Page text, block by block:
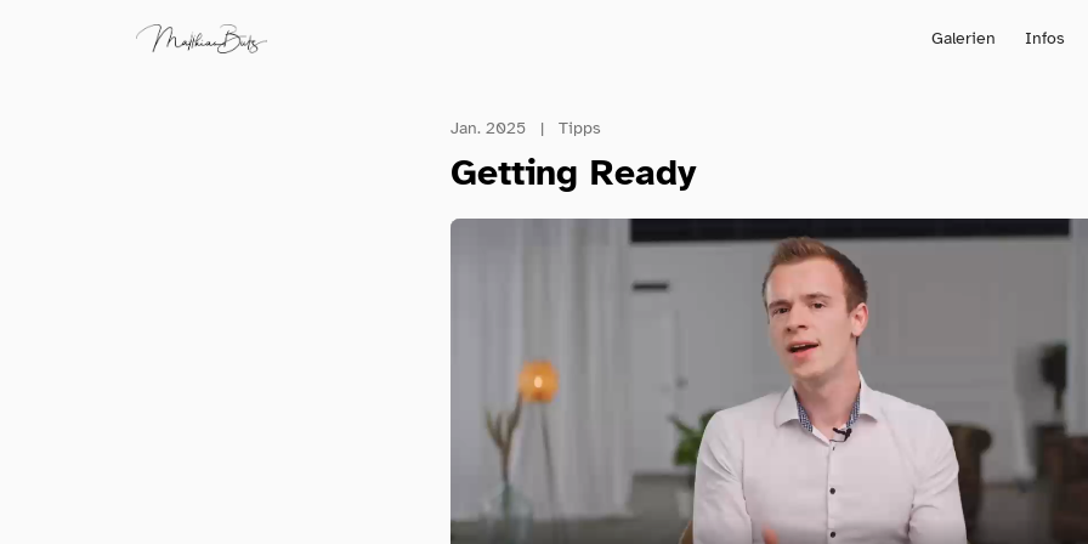
Galerien Infos
Jan. 2025 | Tipps
Getting Ready